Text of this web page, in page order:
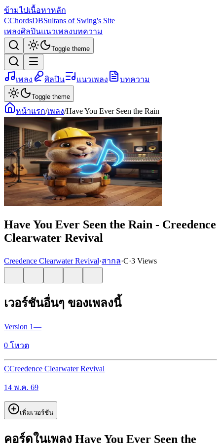
ข้ามไปเนื้อหาหลัก
CChordsDBSultans of Swing's Site
เพลงศิลปินแนวเพลงบทความ
Toggle theme
เพลง ศิลปิน แนวเพลง บทความ
Toggle theme
หน้าแรก/เพลง/Have You Ever Seen the Rain
Have You Ever Seen the Rain - Creedence
Clearwater Revival
Creedence Clearwater Revival·สากล·C·3 Views
เวอร์ชันอื่นๆ ของเพลงนี้
Version 1—
0 โหวต
CCreedence Clearwater Revival
14 พ.ค. 69
เพิ่มเวอร์ชัน
คอร์ดในเพลง Have You Ever Seen the